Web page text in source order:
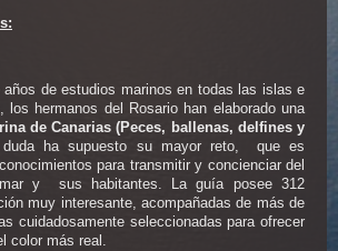
de estudios marinos en todas las islas e
los hermanos del Rosario han elaborado una
de Canarias (Peces, ballenas, delfines y
ha supuesto su mayor reto, que es
para transmitir y concienciar del
y sus habitantes. La guía posee 312
muy interesante, acompañadas de más de
cuidadosamente seleccionadas para ofrecer
color más real.